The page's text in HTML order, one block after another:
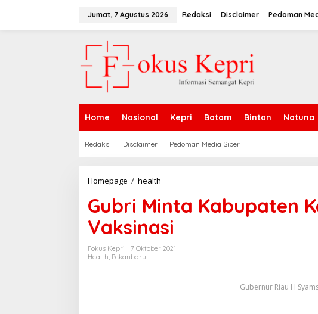
Jumat, 7 Agustus 2026 Redaksi Disclaimer Pedoman
Home Nasional Kepri Batam Bintan Natuna
Redaksi Disclaimer Pedoman Media Siber
Homepage / health
b
r
i
M
Gubri Minta Kabupaten
Vaksinasi
Fokus Kepri
7 Oktober 2021
Health, Pekanbaru
Gubernur Riau H